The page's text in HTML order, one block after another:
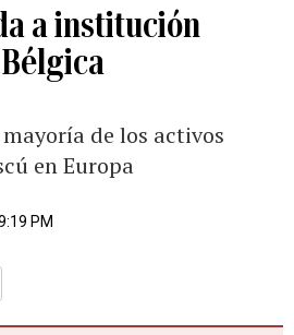
a institución
de los activos
en Europa
PM